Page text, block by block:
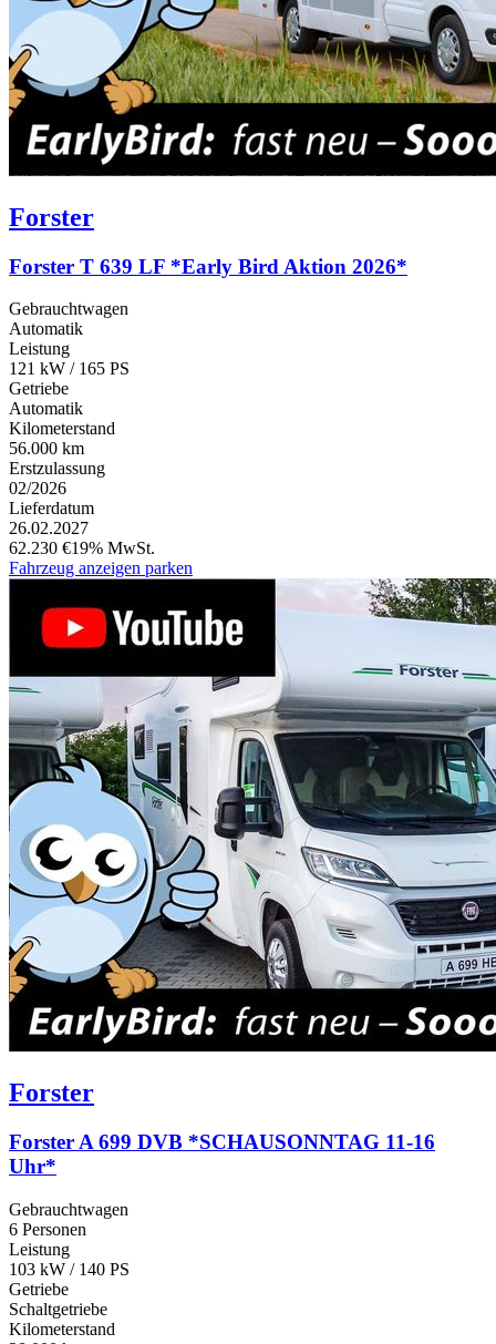
Forster
Forster T 639 LF *Early Bird Aktion 2026*
Gebrauchtwagen
Automatik
Leistung
121 kW / 165 PS
Getriebe
Automatik
Kilometerstand
56.000 km
Erstzulassung
02/2026
Lieferdatum
26.02.2027
62.230 €19% MwSt.
Fahrzeug anzeigen parken
Forster
Forster A 699 DVB *SCHAUSONNTAG 11-16
Uhr*
Gebrauchtwagen
6 Personen
Leistung
103 kW / 140 PS
Getriebe
Schaltgetriebe
Kilometerstand